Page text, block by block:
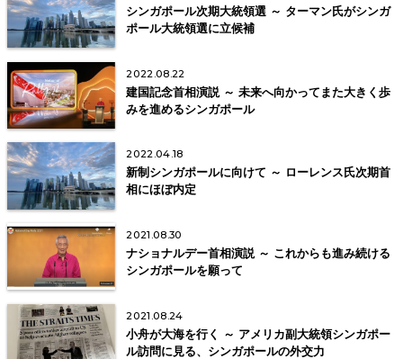
シンガポール次期大統領選 ～ ターマン氏がシンガ
ポール大統領選に立候補
2022.08.22
建国記念首相演説 ～ 未来へ向かってまた大きく歩
みを進めるシンガポール
2022.04.18
新制シンガポールに向けて ～ ローレンス氏次期首
相にほぼ内定
2021.08.30
ナショナルデー首相演説 ～ これからも進み続ける
シンガポールを願って
2021.08.24
小舟が大海を行く ～ アメリカ副大統領シンガポー
ル訪問に見る、シンガポールの外交力